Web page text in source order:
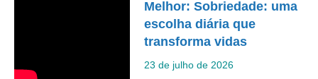
Melhor: Sobriedade: uma
escolha diária que
transforma vidas
23 de julho de 2026